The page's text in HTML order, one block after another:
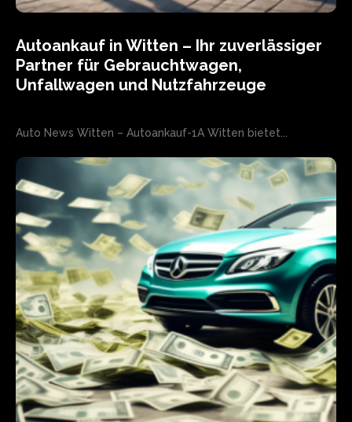
Autoankauf in Witten – Ihr zuverlässiger
Partner für Gebrauchtwagen,
Unfallwagen und Nutzfahrzeuge
Auto News Witten – Autoankauf-1A Witten bietet...